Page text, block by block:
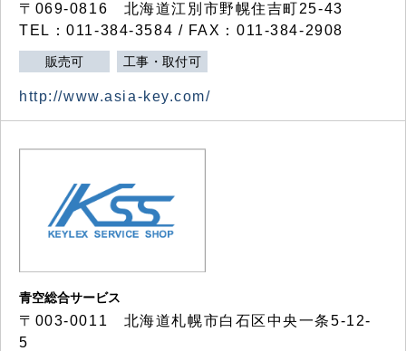
〒069-0816 北海道江別市野幌住吉町25-43
TEL：011-384-3584 / FAX：011-384-2908
販売可 工事・取付可
http://www.asia-key.com/
青空総合サービス
〒003-0011 北海道札幌市白石区中央一条5-12-
5